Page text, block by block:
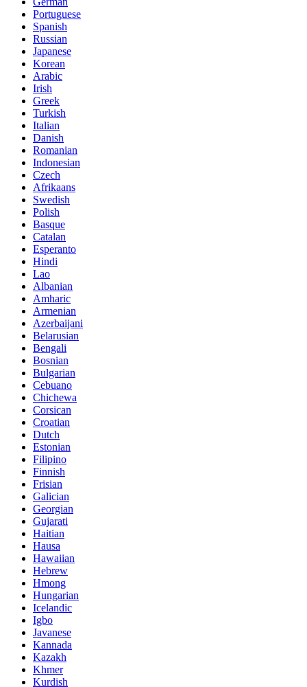
Portuguese
Spanish
Russian
Japanese
Korean
Arabic
Irish
Greek
Turkish
Italian
Danish
Romanian
Indonesian
Czech
Afrikaans
Swedish
Polish
Basque
Catalan
Esperanto
Hindi
Lao
Albanian
Amharic
Armenian
Azerbaijani
Belarusian
Bengali
Bosnian
Bulgarian
Cebuano
Chichewa
Corsican
Croatian
Dutch
Estonian
Filipino
Finnish
Frisian
Galician
Georgian
Gujarati
Haitian
Hausa
Hawaiian
Hebrew
Hmong
Hungarian
Icelandic
Igbo
Javanese
Kannada
Kazakh
Khmer
Kurdish